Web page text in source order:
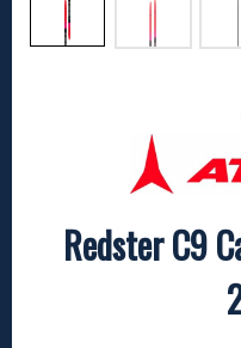
Redster C9
Redster C9